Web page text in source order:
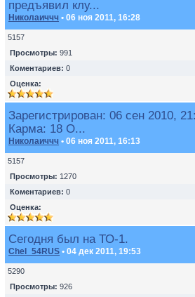
предъявил клу...
Николаиччч • 06 ноя 2011, 16:28
5157
Просмотры: 991
Коментариев: 0
Оценка:
Зарегистрирован: 06 сен 2010,
Карма: 18 О...
Николаиччч • 06 ноя 2011, 16:13
5157
Просмотры: 1270
Коментариев: 0
Оценка:
Сегодня был на ТО-1.
Chel_54RUS • 04 дек 2011, 19:53
5290
Просмотры: 926